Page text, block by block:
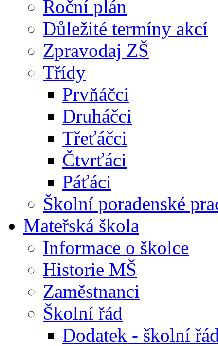
Roční plán
Důležité termíny akcí
Zpravodaj ZŠ
Třídy
Prvňáčci
Druháčci
Třeťáčci
Čtvrťáci
Páťáci
Školní poradenské
Mateřská škola
Informace o školce
Historie MŠ
Zaměstnanci
Školní řád
Dodatek - školní